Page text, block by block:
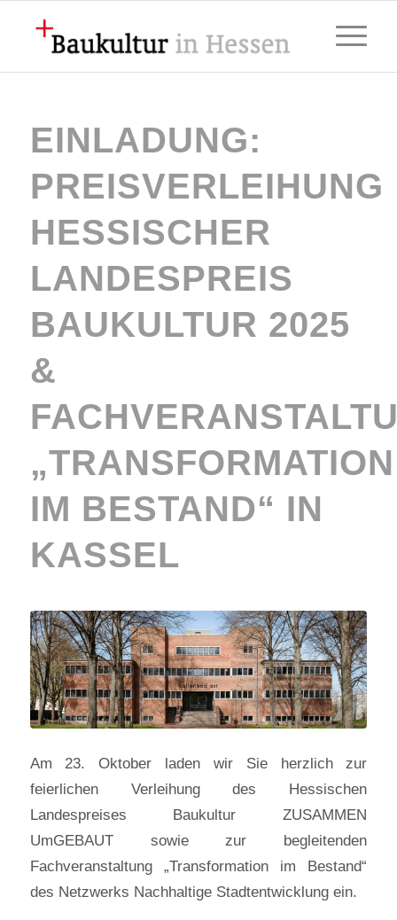
EINLADUNG:
PREISVERLEIHUNG
HESSISCHER
LANDESPREIS
BAUKULTUR 2025
&
„TRANSFORMATION
IM BESTAND“ IN
KASSEL
Am 23. Oktober laden wir Sie herzlich zur
feierlichen Verleihung des Hessischen
Landespreises Baukultur ZUSAMMEN
UmGEBAUT sowie zur begleitenden
Fachveranstaltung „Transformation im Bestand“
des Netzwerks Nachhaltige Stadtentwicklung ein.